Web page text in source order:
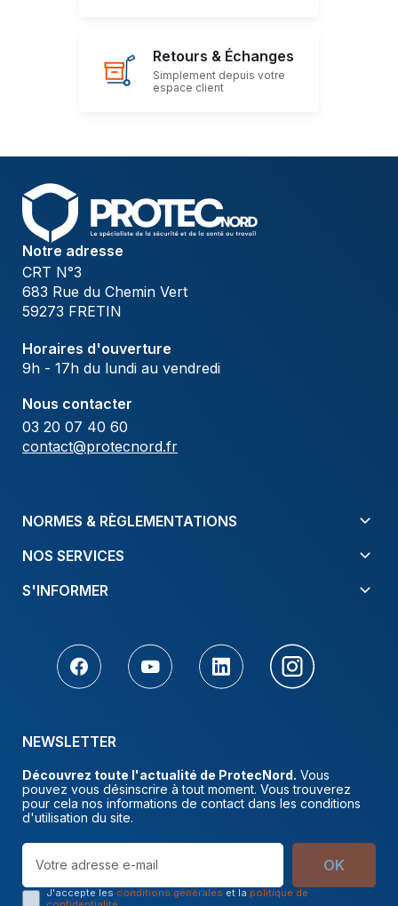
Retours & Échanges
Simplement depuis votre
espace client
Notre adresse
CRT N°3
683 Rue du Chemin Vert
59273 FRETIN
Horaires d'ouverture
9h - 17h du lundi au vendredi
Nous contacter
03 20 07 40 60
contact@protecnord.fr
NORMES & RÈGLEMENTATIONS
NOS SERVICES
S'INFORMER
NEWSLETTER
Découvrez toute l'actualité de ProtecNord. Vous
pouvez vous désinscrire à tout moment. Vous trouverez
pour cela nos informations de contact dans les conditions
d'utilisation du site.
OK
J'accepte les conditions générales et la politique de